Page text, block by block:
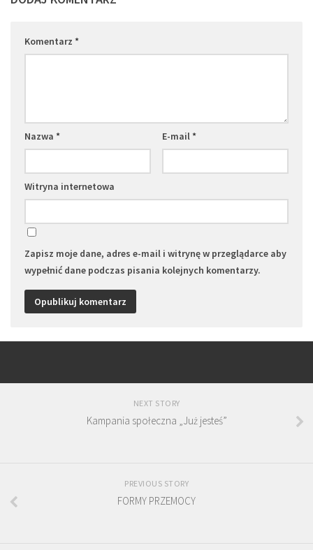
Komentarz *
Nazwa * E-mail*
Witryna internetowa
Zapisz moje dane, adres e-mail i witrynę w przeglądarce aby
wypełnić dane podczas pisania kolejnych komentarzy.
NEXT STORY
Kampania społeczna „Już jesteś”
PREVIOUS STORY
FORMY PRZEMOCY